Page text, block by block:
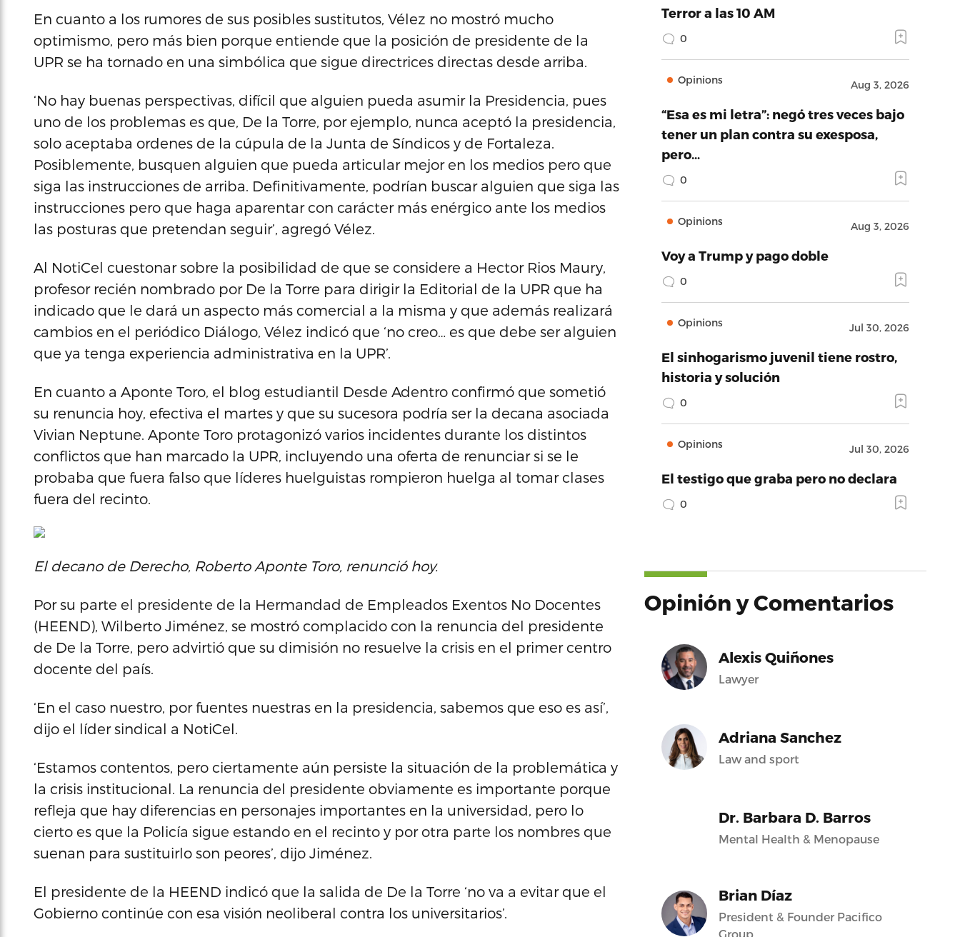
En cuanto a los rumores de sus posibles sustitutos, Vélez no mostró mucho
optimismo, pero más bien porque entiende que la posición de presidente de la
UPR se ha tornado en una simbólica que sigue directrices directas desde arriba.
‘No hay buenas perspectivas, difícil que alguien pueda asumir la Presidencia, pues
uno de los problemas es que, De la Torre, por ejemplo, nunca aceptó la presidencia,
solo aceptaba ordenes de la cúpula de la Junta de Síndicos y de Fortaleza.
Posiblemente, busquen alguien que pueda articular mejor en los medios pero que
siga las instrucciones de arriba. Definitivamente, podrían buscar alguien que siga las
instrucciones pero que haga aparentar con carácter más enérgico ante los medios
las posturas que pretendan seguir’, agregó Vélez.
Al NotiCel cuestonar sobre la posibilidad de que se considere a Hector Rios Maury,
profesor recién nombrado por De la Torre para dirigir la Editorial de la UPR que ha
indicado que le dará un aspecto más comercial a la misma y que además realizará
cambios en el periódico Diálogo, Vélez indicó que ‘no creo… es que debe ser alguien
que ya tenga experiencia administrativa en la UPR’.
En cuanto a Aponte Toro, el blog estudiantil Desde Adentro confirmó que sometió
su renuncia hoy, efectiva el martes y que su sucesora podría ser la decana asociada
Vivian Neptune. Aponte Toro protagonizó varios incidentes durante los distintos
conflictos que han marcado la UPR, incluyendo una oferta de renunciar si se le
probaba que fuera falso que líderes huelguistas rompieron huelga al tomar clases
fuera del recinto.
El decano de Derecho, Roberto Aponte Toro, renunció hoy.
Por su parte el presidente de la Hermandad de Empleados Exentos No Docentes
(HEEND), Wilberto Jiménez, se mostró complacido con la renuncia del presidente
de De la Torre, pero advirtió que su dimisión no resuelve la crisis en el primer centro
docente del país.
‘En el caso nuestro, por fuentes nuestras en la presidencia, sabemos que eso es así’,
dijo el líder sindical a NotiCel.
‘Estamos contentos, pero ciertamente aún persiste la situación de la problemática y
la crisis institucional. La renuncia del presidente obviamente es importante porque
refleja que hay diferencias en personajes importantes en la universidad, pero lo
cierto es que la Policía sigue estando en el recinto y por otra parte los nombres que
suenan para sustituirlo son peores’, dijo Jiménez.
El presidente de la HEEND indicó que la salida de De la Torre ‘no va a evitar que el
Gobierno continúe con esa visión neoliberal contra los universitarios’.
Terror a las 10 AM
0
Opinions Aug 3, 2026
“Esa es mi letra”: negó tres veces bajo
tener un plan contra su exesposa,
pero…
0
Opinions Aug 3, 2026
Voy a Trump y pago doble
0
Opinions Jul 30, 2026
El sinhogarismo juvenil tiene rostro,
historia y solución
0
Opinions Jul 30, 2026
El testigo que graba pero no declara
0
Opinión y Comentarios
Alexis Quiñones
Lawyer
Adriana Sanchez
Law and sport
Dr. Barbara D. Barros
Mental Health & Menopause
Brian Díaz
President & Founder Pacifico
Group